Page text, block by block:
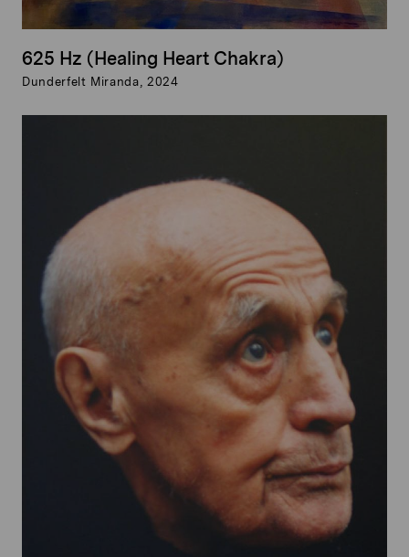
625 Hz (Healing Heart Chakra)
Dunderfelt Miranda, 2024